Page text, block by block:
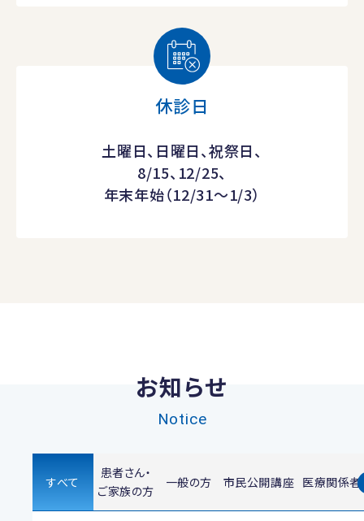
休診日
土曜日、日曜日、祝祭日、
8/15、12/25、
年末年始（12/31～1/3）
お知らせ
Notice
すべて
患者さん・
ご家族の方
一般の方 市民公開講座 医療関係